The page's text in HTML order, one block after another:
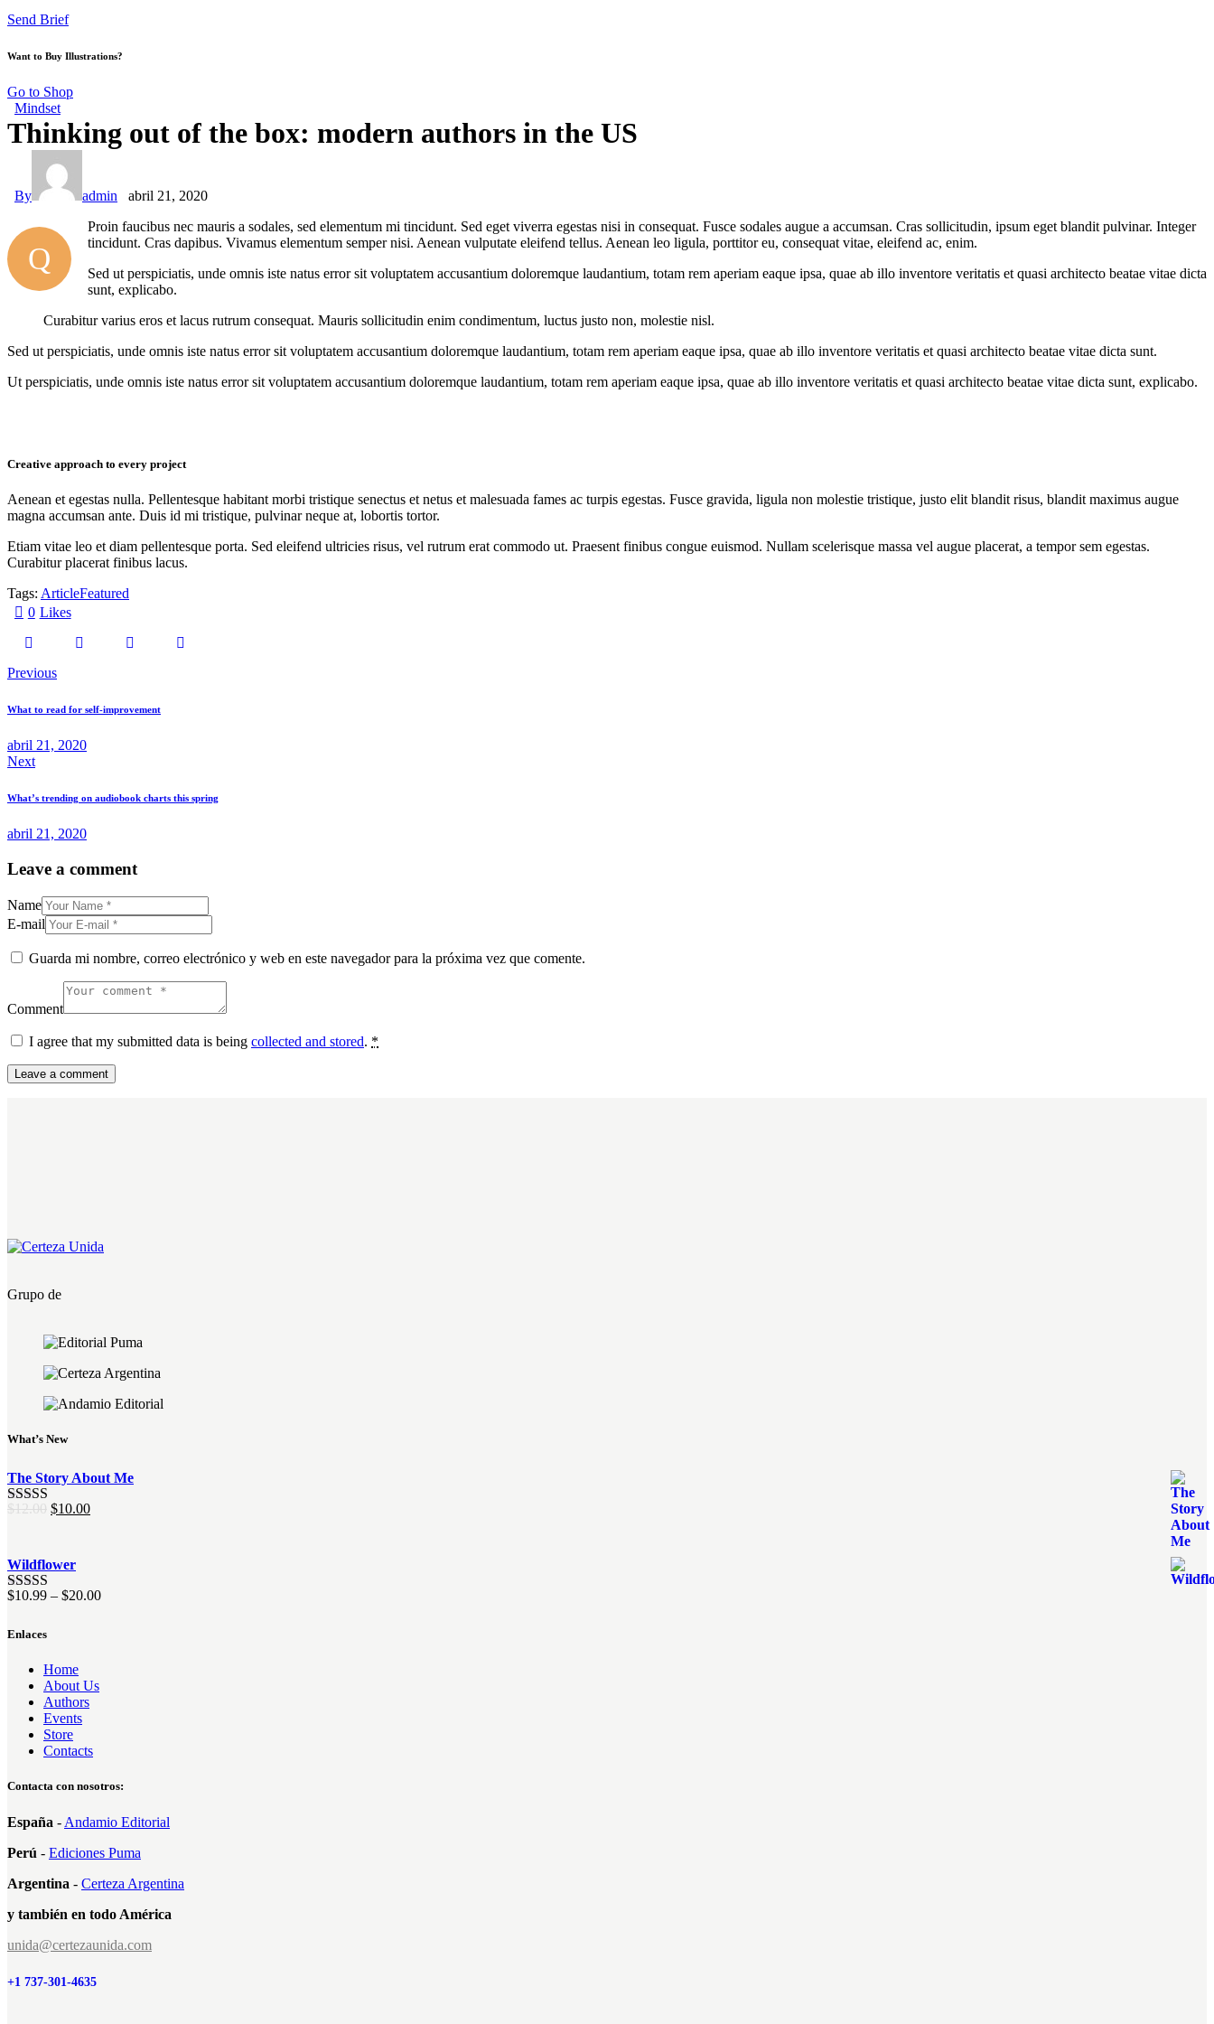
Send Brief
Want to Buy Illustrations?
Go to Shop
Mindset
Thinking out of the box: modern authors in the US
By admin abril 21, 2020
Q
Proin faucibus nec mauris a sodales, sed elementum mi tincidunt. Sed eget viverra egestas nisi in consequat. Fusce sodales augue a accumsan. Cras sollicitudin, ipsum eget blandit pulvinar. Integer
tincidunt. Cras dapibus. Vivamus elementum semper nisi. Aenean vulputate eleifend tellus. Aenean leo ligula, porttitor eu, consequat vitae, eleifend ac, enim.
Sed ut perspiciatis, unde omnis iste natus error sit voluptatem accusantium doloremque laudantium, totam rem aperiam eaque ipsa, quae ab illo inventore veritatis et quasi architecto beatae vitae dicta
sunt, explicabo.
Curabitur varius eros et lacus rutrum consequat. Mauris sollicitudin enim condimentum, luctus justo non, molestie nisl.
Sed ut perspiciatis, unde omnis iste natus error sit voluptatem accusantium doloremque laudantium, totam rem aperiam eaque ipsa, quae ab illo inventore veritatis et quasi architecto beatae vitae dicta sunt.
Ut perspiciatis, unde omnis iste natus error sit voluptatem accusantium doloremque laudantium, totam rem aperiam eaque ipsa, quae ab illo inventore veritatis et quasi architecto beatae vitae dicta sunt, explicabo.
Creative approach to every project
Aenean et egestas nulla. Pellentesque habitant morbi tristique senectus et netus et malesuada fames ac turpis egestas. Fusce gravida, ligula non molestie tristique, justo elit blandit risus, blandit maximus augue
magna accumsan ante. Duis id mi tristique, pulvinar neque at, lobortis tortor.
Etiam vitae leo et diam pellentesque porta. Sed eleifend ultricies risus, vel rutrum erat commodo ut. Praesent finibus congue euismod. Nullam scelerisque massa vel augue placerat, a tempor sem egestas.
Curabitur placerat finibus lacus.
Tags: ArticleFeatured
0 Likes
Navegación
de
Previous
What to read for self-improvement
abril 21, 2020
Next
What’s trending on audiobook charts this spring
abril 21, 2020
Leave a comment
Name
E-mail
Guarda mi nombre, correo electrónico y web en este navegador para la próxima vez que comente.
Comment
I agree that my submitted data is being collected and stored. *
Grupo de
What’s New
The Story About Me
Valorado
$12.00 El
$12.00.
$10.00El
Wildflower
Valorado
de 5
$10.99 – $20.00
Enlaces
Home
About Us
Authors
Events
Store
Contacts
Contacta con nosotros:
España - Andamio Editorial
Perú - Ediciones Puma
Argentina - Certeza Argentina
y también en todo América
unida@certezaunida.com
+1 737-301-4635